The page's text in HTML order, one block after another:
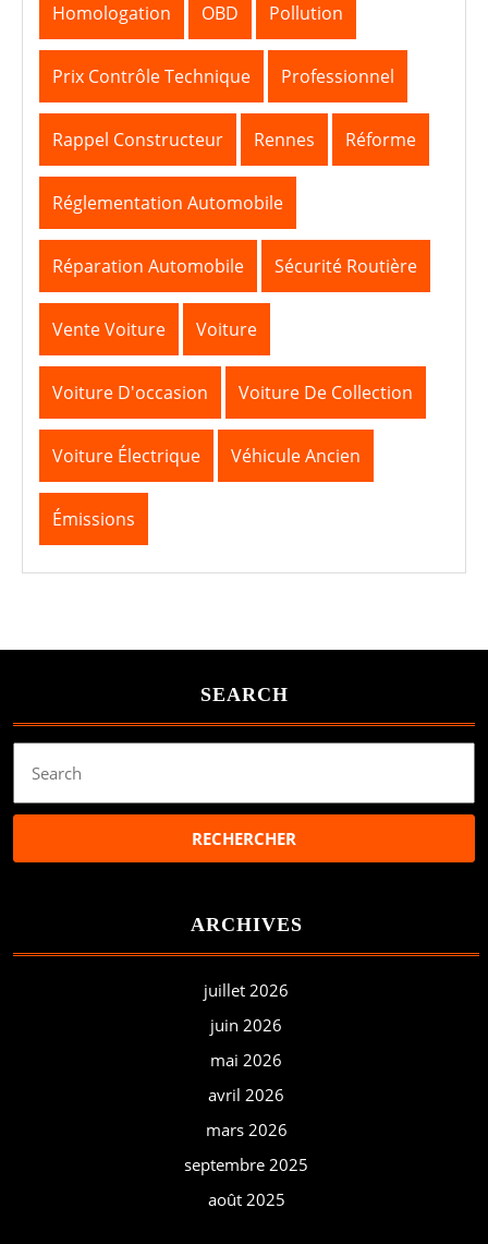
Homologation OBD Pollution
Prix Contrôle Technique Professionnel
Rappel Constructeur Rennes Réforme
Réglementation Automobile
Réparation Automobile Sécurité Routière
Vente Voiture Voiture
Voiture D'occasion Voiture De Collection
Voiture Électrique Véhicule Ancien
Émissions
SEARCH
for:
ARCHIVES
juillet 2026
juin 2026
mai 2026
avril 2026
mars 2026
septembre 2025
août 2025